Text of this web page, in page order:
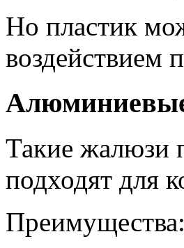
Но пластик
воздействием
Такие жалюзи
подходят для
Преимущества: